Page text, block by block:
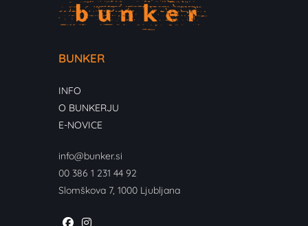
BUNKER
INFO
O BUNKERJU
E-NOVICE
info@bunker.si
00 386 1 231 44 92
Slomškova 7, 1000 Ljubljana